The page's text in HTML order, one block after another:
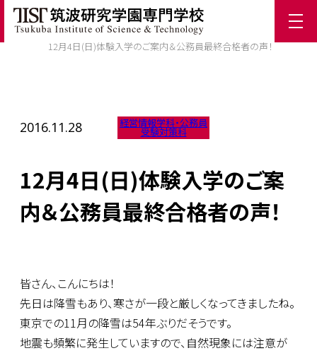
ホーム / TIST News /
12月4日(日)体験入学のご案内＆公務員最終合格者の声！
2016.11.28 経営情報学科・公務員
受験対策科
12月4日(日)体験入学のご案
内＆公務員最終合格者の声！
皆さん、こんにちは！
先日は降雪もあり、寒さが一段と厳しくなってきましたね。
東京での11月の降雪は54年ぶりだそうです。
地震も頻繁に発生していますので、自然現象には注意が